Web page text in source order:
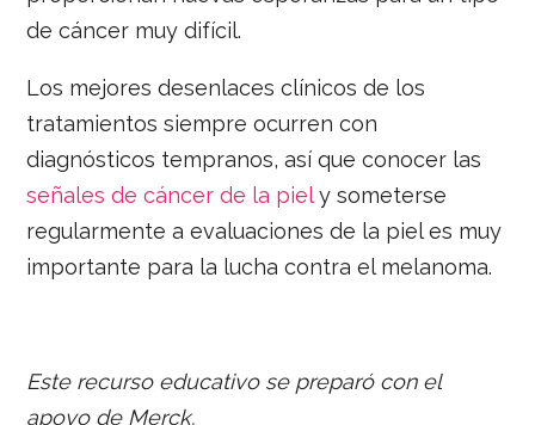
de cáncer muy difícil.
Los mejores desenlaces clínicos de los
tratamientos siempre ocurren con
diagnósticos tempranos, así que conocer las
señales de cáncer de la piely someterse
regularmente a evaluaciones de la piel es muy
importante para la lucha contra el melanoma.
Este recurso educativo se preparó con el
apoyo de Merck.